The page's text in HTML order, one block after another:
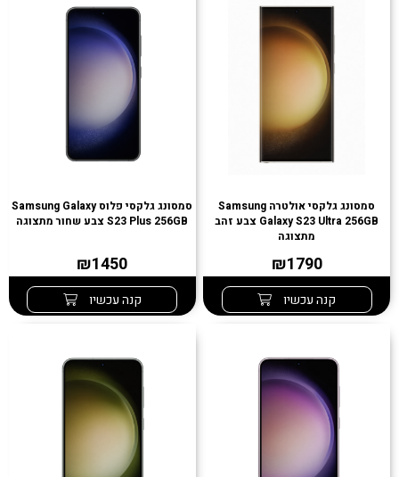
סמסונג גלקסי אולטרה Samsung
Galaxy S23 Ultra 256GB צבע זהב
מתצוגה
₪1790
קנה עכשיו
סמסונג גלקסי פלוס Samsung Galaxy
S23 Plus 256GB צבע שחור מתצוגה
₪1450
קנה עכשיו